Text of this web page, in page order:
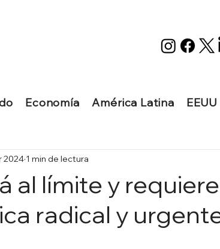
Economía América Latina EEUU
al límite y
radical y
2024 1 min de lectura